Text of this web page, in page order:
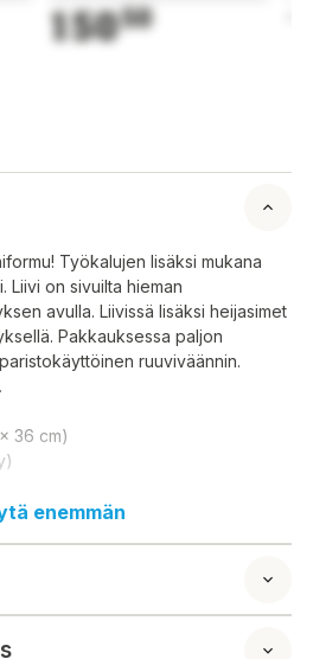
15050
Työkalujen lisäksi mukana
Liivi on sivuilta hieman
avulla. Liivissä lisäksi heijasimet
Pakkauksessa paljon
ruuviväännin.
36 cm)
även reflexer och 3 fickor med
en mängd verktyg,
enemmän